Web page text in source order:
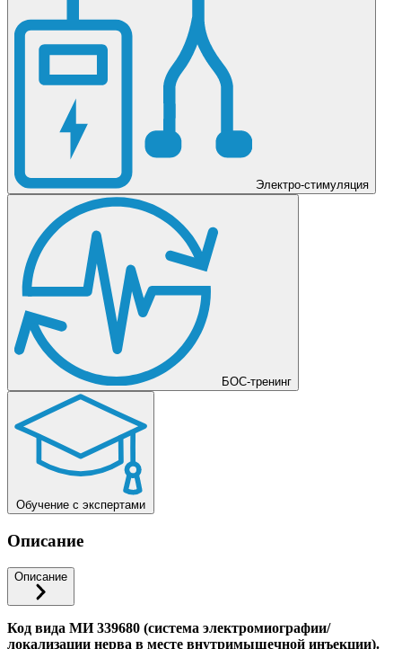
Электро-стимуляция
БОС-тренинг
Обучение с экспертами
Описание
Описание
Код вида МИ 339680 (система электромиографии/
локализации нерва в месте внутримышечной инъекции).